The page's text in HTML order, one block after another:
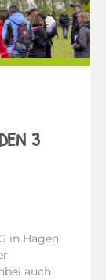
3
in Hagen
auch